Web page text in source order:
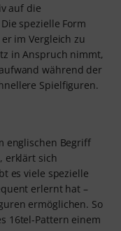
auf die
spezielle Form
im Vergleich zu
in Anspruch nimmt,
während der
Spielfiguren.
englischen Begriff
erklärt sich
es viele spezielle
erlernt hat –
ermöglichen. So
16tel-Pattern einem